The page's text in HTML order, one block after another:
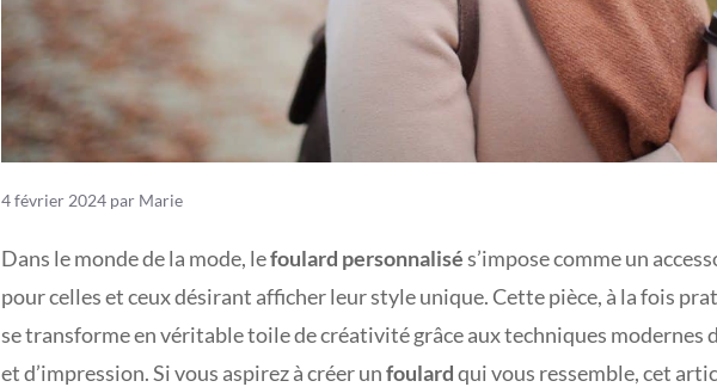
4 février 2024 par Marie
Dans le monde de la mode, lefoulard personnalisés’impose comme un
pour celles et ceux désirant afficher leur style unique. Cette pièce, à la fois
se transforme en véritable toile de créativité grâce aux techniques modernes
et d’impression. Si vous aspirez à créer unfoulardqui vous ressemble, cet